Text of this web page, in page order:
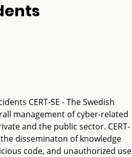
CERT-SE - The Swedish
management of cyber-related
and the public sector. CERT-
disseminaton of knowledge
code, and unauthorized use